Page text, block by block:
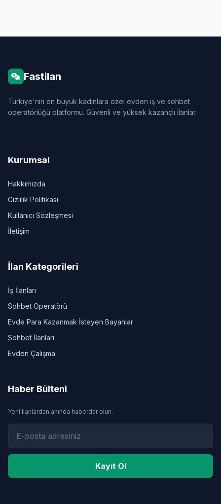
Fastilan
Türkiye'nin en büyük kadınlara özel evden iş ve sohbet
operatörlüğü platformu. Güvenli ve yüksek kazançlı ilanlar.
Kurumsal
Hakkımızda
Gizlilik Politikası
Kullanıcı Sözleşmesi
İletişim
İlan Kategorileri
İş İlanları
Sohbet Operatörü
Evde Para Kazanmak İsteyen Bayanlar
Sohbet İlanları
Evden Çalışma
Haber Bülteni
Yeni ilanlardan anında haberdar olun.
Kayıt Ol